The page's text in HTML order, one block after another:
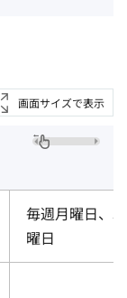
画面サイズで表示
毎週月曜日、木
曜日